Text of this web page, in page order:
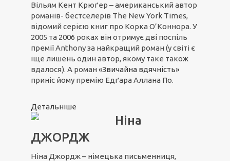
Вільям Кент Крюґер – американський автор
романів- бестселерів The New York Times,
відомий серією книг про Корка О’Коннора. У
2005 та 2006 роках він отримує дві поспіль
премії Anthony за найкращий роман (у світі є
іще лишень один автор, якому таке також
вдалося). А роман «Звичайна вдячність»
приніс йому премію Едґара Аллана По.
Детальніше
Ніна
ДЖОРДЖ
Ніна Джордж – німецька письменниця,